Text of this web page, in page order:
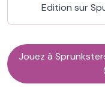
Edition sur
Jouez à